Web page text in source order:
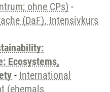
ohne CPs) -
(DaF). Intensivkurs
Ecosystems,
- International
(ehemals